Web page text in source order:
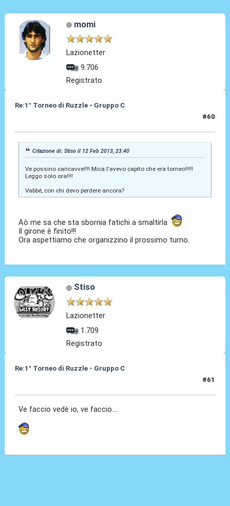
momi
Lazionetter
9.706
Registrato
Re:1° Torneo di Ruzzle - Gruppo C
#60
Citazione di: Stiso il 12 Feb 2013, 23:40
Ve possino caricavve!!!! Mica l'avevo capito che era torneo!!!!!
Leggo solo ora!!!!
Vabbé, con chi devo perdere ancora?
Aò me sa che sta sbornia fatichi a smaltirla
Il girone è finito!!!
Ora aspettiamo che organizzino il prossimo turno.
Stiso
Lazionetter
1.709
Registrato
Re:1° Torneo di Ruzzle - Gruppo C
#61
Ve faccio vedè io, ve faccio....